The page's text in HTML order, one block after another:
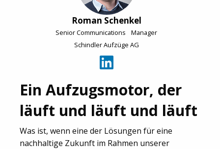
Roman Schenkel
Senior Communications Manager
Schindler Aufzüge AG
Ein Aufzugsmotor, der
läuft und läuft und läuft
Was ist, wenn eine der Lösungen für eine
nachhaltige Zukunft im Rahmen unserer